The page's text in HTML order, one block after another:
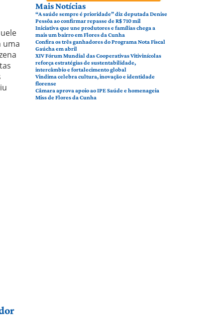
uma
Mais Notícias
“A saúde sempre é prioridade” diz deputada Denise
Pessôa ao confirmar repasse de R$ 710 mil
Iniciativa que une produtores e famílias chega a
mais um bairro em Flores da Cunha
Confira os três ganhadores do Programa Nota Fiscal
Gaúcha em abril
XIV Fórum Mundial das Cooperativas Vitivinícolas
reforça estratégias de sustentabilidade,
intercâmbio e fortalecimento global
Vindima celebra cultura, inovação e identidade
florense
Câmara aprova apoio ao IPE Saúde e homenageia
Miss de Flores da Cunha